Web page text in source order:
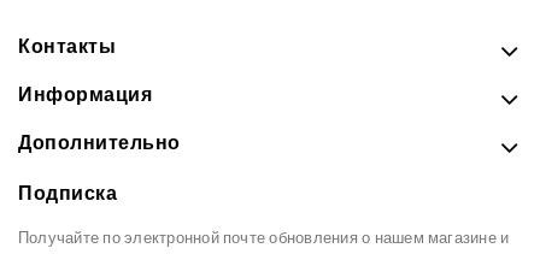
Контакты
Информация
Дополнительно
Подписка
Получайте по электронной почте обновления о нашем магазине и